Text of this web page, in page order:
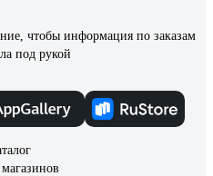
чтобы информация по заказам
под рукой